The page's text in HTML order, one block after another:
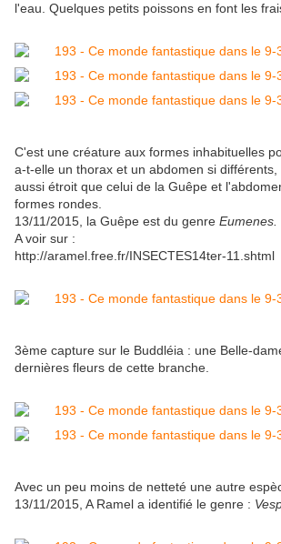
l'eau. Quelques petits poissons en font les
C'est une créature aux formes inhabituelles
a-t-elle un thorax et un abdomen si
aussi étroit que celui de la Guêpe et
formes rondes.
13/11/2015, la Guêpe est du genre Eumenes.
A voir sur :
http://aramel.free.fr/INSECTES14ter-11.shtml
3ème capture sur le Buddléia : une Belle-
dernières fleurs de cette branche.
Avec un peu moins de netteté une autre
13/11/2015, A Ramel a identifié le genre :